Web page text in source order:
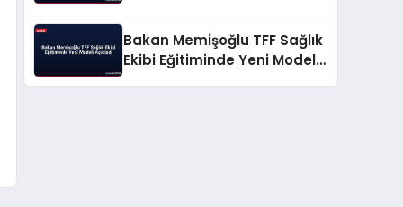
Bakan Memişoğlu TFF Sağlık
Ekibi Eğitiminde Yeni Modeli